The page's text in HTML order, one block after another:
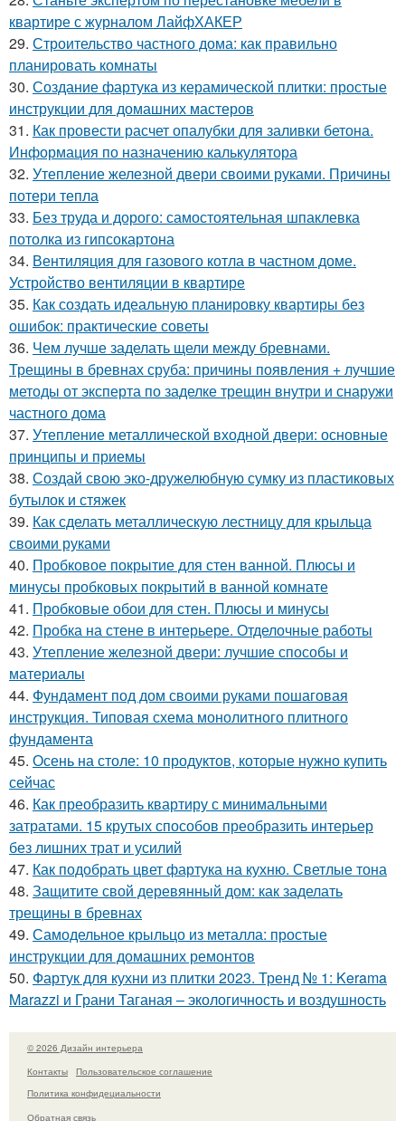
квартире с журналом ЛайфХАКЕР
29. Строительство частного дома: как правильно
планировать комнаты
30. Создание фартука из керамической плитки: простые
инструкции для домашних мастеров
31. Как провести расчет опалубки для заливки бетона.
Информация по назначению калькулятора
32. Утепление железной двери своими руками. Причины
потери тепла
33. Без труда и дорого: самостоятельная шпаклевка
потолка из гипсокартона
34. Вентиляция для газового котла в частном доме.
Устройство вентиляции в квартире
35. Как создать идеальную планировку квартиры без
ошибок: практические советы
36. Чем лучше заделать щели между бревнами.
Трещины в бревнах сруба: причины появления + лучшие
методы от эксперта по заделке трещин внутри и снаружи
частного дома
37. Утепление металлической входной двери: основные
принципы и приемы
38. Создай свою эко-дружелюбную сумку из пластиковых
бутылок и стяжек
39. Как сделать металлическую лестницу для крыльца
своими руками
40. Пробковое покрытие для стен ванной. Плюсы и
минусы пробковых покрытий в ванной комнате
41. Пробковые обои для стен. Плюсы и минусы
42. Пробка на стене в интерьере. Отделочные работы
43. Утепление железной двери: лучшие способы и
материалы
44. Фундамент под дом своими руками пошаговая
инструкция. Типовая схема монолитного плитного
фундамента
45. Осень на столе: 10 продуктов, которые нужно купить
сейчас
46. Как преобразить квартиру с минимальными
затратами. 15 крутых способов преобразить интерьер
без лишних трат и усилий
47. Как подобрать цвет фартука на кухню. Светлые тона
48. Защитите свой деревянный дом: как заделать
трещины в бревнах
49. Самодельное крыльцо из металла: простые
инструкции для домашних ремонтов
50. Фартук для кухни из плитки 2023. Тренд № 1: Kerama
Marazzi и Грани Таганая – экологичность и воздушность
© 2026 Дизайн интерьера
Контакты
Пользовательское соглашение
Политика конфидециальности
Обратная связь